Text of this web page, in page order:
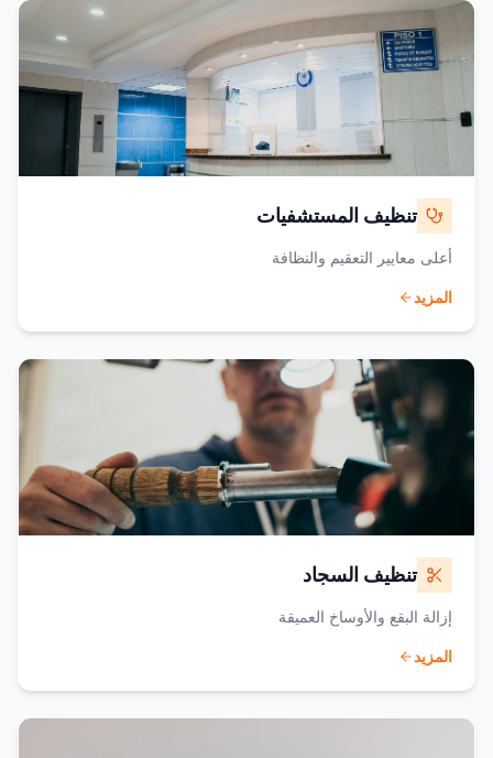
تنظيف المستشفيات
أعلى معايير التعقيم والنظافة
المزيد
تنظيف السجاد
إزالة البقع والأوساخ العميقة
المزيد